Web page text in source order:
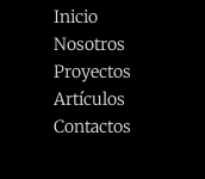
Inicio
Nosotros
Proyectos
Artículos
Contactos